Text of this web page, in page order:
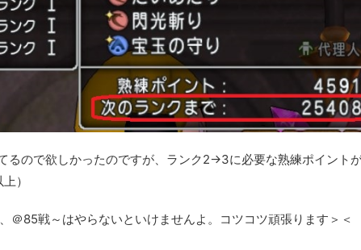
るので欲しかったのですが、ランク2→3に必要な熟練ポイント
）
＠85戦～はやらないといけませんよ。コツコツ頑張ります＞＜